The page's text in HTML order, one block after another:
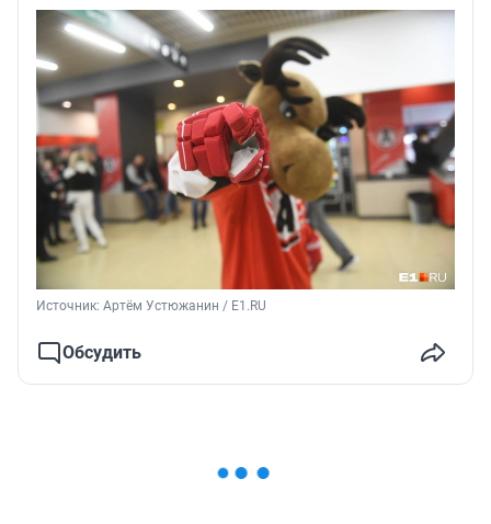
Источник: Артём Устюжанин / E1.RU
Обсудить